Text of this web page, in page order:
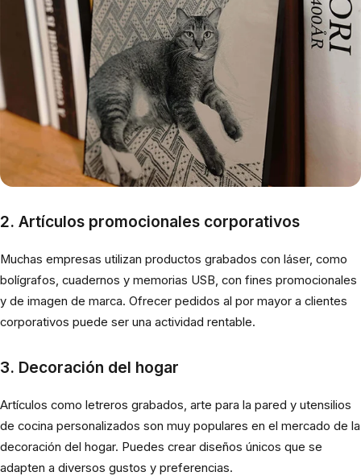
2. Artículos promocionales corporativos
Muchas empresas utilizan productos grabados con láser, como
bolígrafos, cuadernos y memorias USB, con fines promocionales
y de imagen de marca. Ofrecer pedidos al por mayor a clientes
corporativos puede ser una actividad rentable.
3. Decoración del hogar
Artículos como letreros grabados, arte para la pared y utensilios
de cocina personalizados son muy populares en el mercado de la
decoración del hogar. Puedes crear diseños únicos que se
adapten a diversos gustos y preferencias.